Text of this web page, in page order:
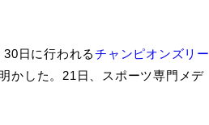
30日に行われるチャンピオンズリー
かした。21日、スポーツ専門メデ